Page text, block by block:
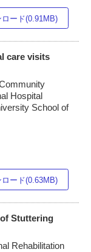
ード(0.91MB)
care visits
Hospital
School of
ード(0.63MB)
Stuttering
Rehabilitation